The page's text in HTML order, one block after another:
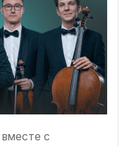
вместе с